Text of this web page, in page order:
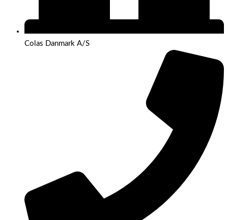
Colas Danmark A/S